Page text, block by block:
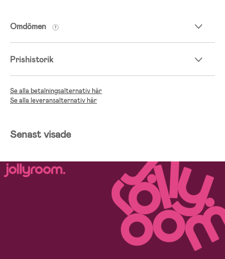
Omdömen
Prishistorik
Se alla betalningsalternativ här
Se alla leveransalternativ här
Senast visade